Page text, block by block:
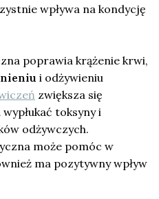
wpływa na kondycję
poprawia krążenie krwi,
i odżywieniu
zwiększa się
toksyny i
odżywczych.
może pomóc w
ma pozytywny wpływ